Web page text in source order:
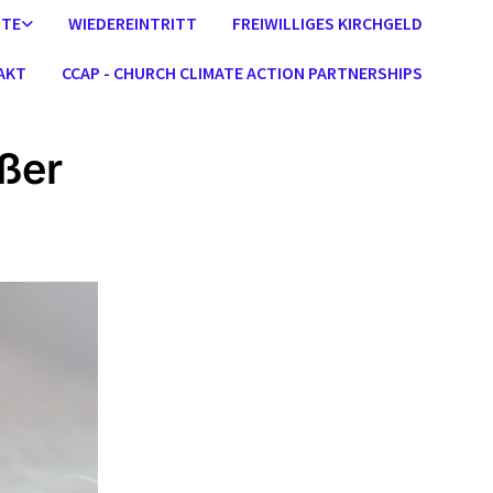
WIEDEREINTRITT FREIWILLIGES KIRCHGELD
CCAP - CHURCH CLIMATE ACTION PARTNERSHIPS